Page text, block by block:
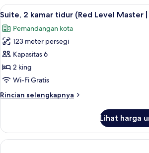
kamar
(Red
Level
Lihat
semua
foto
untuk
Suite,
2
kamar
(Red
4+2)
Seprai
4
Suite, 2 kamar tidur (Red Level Master
Pemandangan kota
123 meter persegi
Kapasitas 6
2 king
Wi-Fi Gratis
Rincian selengkapnya
Rincian
Suite,
kamar
Lihat harga